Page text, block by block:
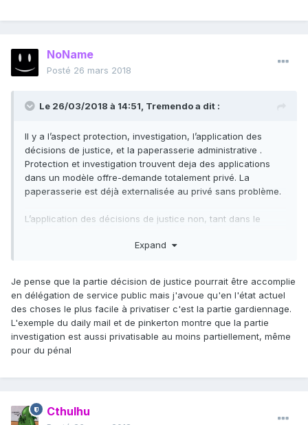
NoName
Posté 26 mars 2018
Le 26/03/2018 à 14:51, Tremendoa dit :
Il y a l’aspect protection, investigation, l’application des
décisions de justice, et la paperasserie administrative .
Protection et investigation trouvent deja des applications
dans un modèle offre-demande totalement privé. La
paperasserie est déjà externalisée au privé sans problème.
L’application des décisions de justice non, tant dans le
de leurs clients privés font appliquer les décisions de
Expand
Je pense que la partie décision de justice pourrait être accomplie
en délégation de service public mais j'avoue qu'en l'état actuel
des choses le plus facile à privatiser c'est la partie gardiennage.
L'exemple du daily mail et de pinkerton montre que la partie
investigation est aussi privatisable au moins partiellement, même
pour du pénal
Cthulhu